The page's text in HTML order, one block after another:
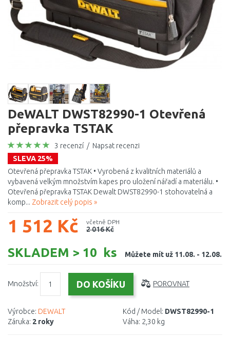
DeWALT DWST82990-1 Otevřená
přepravka TSTAK
3 recenzí / Napsat recenzi
SLEVA 25%
Otevřená přepravka TSTAK • Vyrobená z kvalitních materiálů a
vybavená velkým množstvím kapes pro uložení nářadí a materiálu. •
Otevřená přepravka TSTAK Dewalt DWST82990-1 stohovatelná a
komp... Zobrazit celý popis »
1 512 Kč včetně DPH
2 016 Kč
SKLADEM > 10 ks Můžete mít už 11.08. - 12.08.
Množství: POROVNAT
Výrobce: DEWALT
Záruka: 2 roky
Kód / Model: DWST82990-1
Váha: 2,30 kg